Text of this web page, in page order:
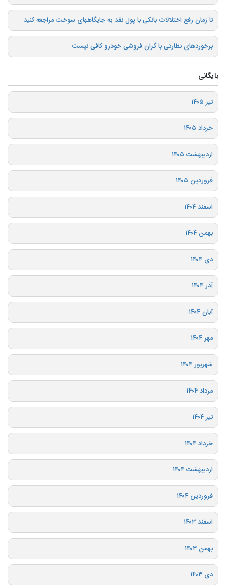
تا زمان رفع اختلالات بانکی با پول نقد به جایگاههای سوخت مراجعه کنید
برخوردهای نظارتی با گران فروشی خودرو کافی نیست
بایگانی
تیر ۱۴۰۵
خرداد ۱۴۰۵
اردیبهشت ۱۴۰۵
فروردین ۱۴۰۵
اسفند ۱۴۰۴
بهمن ۱۴۰۴
دی ۱۴۰۴
آذر ۱۴۰۴
آبان ۱۴۰۴
مهر ۱۴۰۴
شهریور ۱۴۰۴
مرداد ۱۴۰۴
تیر ۱۴۰۴
خرداد ۱۴۰۴
اردیبهشت ۱۴۰۴
فروردین ۱۴۰۴
اسفند ۱۴۰۳
بهمن ۱۴۰۳
دی ۱۴۰۳